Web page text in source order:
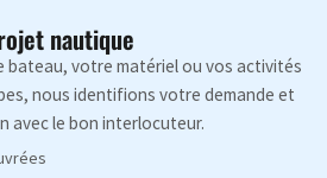
nautique
bateau, votre matériel ou vos activités
nous identifions votre demande et
avec le bon interlocuteur.